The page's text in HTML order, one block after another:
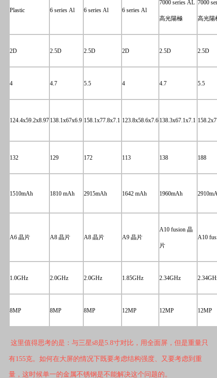
Plastic 6 series Al 6 series Al 6 series Al
7000 series AL
高光陽極
7000
高光陽
2D 2.5D 2.5D 2D 2.5D 2.5D
4 4.7 5.5 4 4.7 5.5
124.4x59.2x8.97 138.1x67x6.9 158.1x77.8x7.1 123.8x58.6x7.6 138.3x67.1x7.1
132 129 172 113 138 188
1510mAh 1810 mAh 2915mAh 1642 mAh 1960mAh
A6 晶片 A8 晶片 A8 晶片 A9 晶片
A10 fusion 晶
片
A10
1.0GHz 2.0GHz 2.0GHz 1.85GHz 2.34GHz
8MP 8MP 8MP 12MP 12MP 12MP
这里值得思考的是：与三星s8是5.8寸对比，用全面屏，但是重量只
有155克。如何在大屏的情况下既要考虑结构强度、又要考虑到重
量，这时候单一的金属不锈钢是不能解决这个问题的。